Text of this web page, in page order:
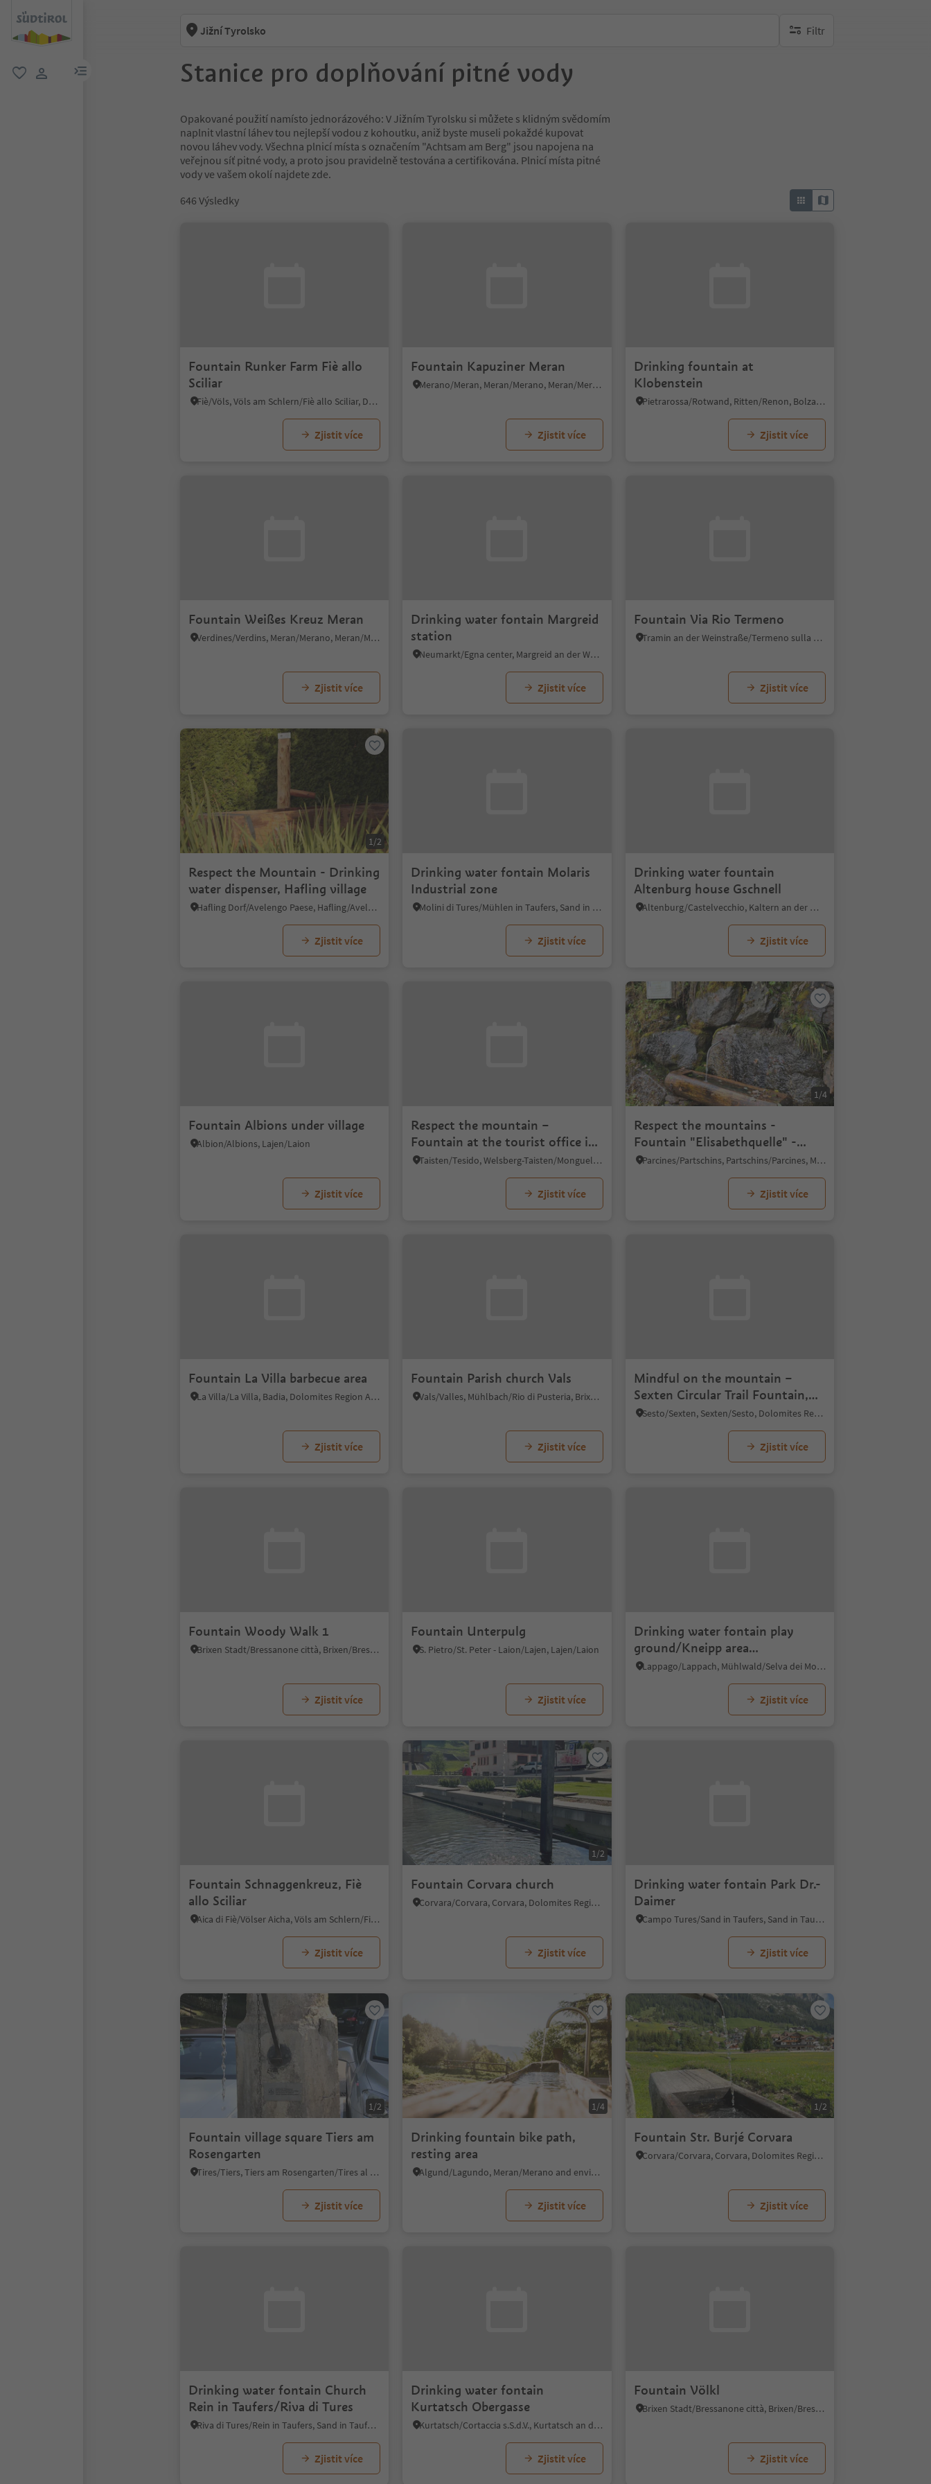
odkaz na menu
Jižní Tyrolsko Filtr
brak aktywnych filtrów
Stanice pro doplňování pitné vody
Opakované použití namísto jednorázového: V Jižním Tyrolsku si můžete s klidným svědomím
naplnit vlastní láhev tou nejlepší vodou z kohoutku, aniž byste museli pokaždé kupovat
novou láhev vody. Všechna plnicí místa s označením "Achtsam am Berg" jsou napojena na
veřejnou síť pitné vody, a proto jsou pravidelně testována a certifikována. Plnicí místa pitné
vody ve vašem okolí najdete zde.
646 Výsledky
Fountain Runker Farm Fiè allo
Sciliar
Fiè/Völs, Völs am Schlern/Fiè allo Sciliar, Dolomites Region Seiser Alm
Zjistit více
Fountain Kapuziner Meran
Merano/Meran, Meran/Merano, Meran/Merano and environs
Zjistit více
Drinking fountain at
Klobenstein
Pietrarossa/Rotwand, Ritten/Renon, Bolzano/Bozen and environs
Zjistit více
Fountain Weißes Kreuz Meran
Verdines/Verdins, Meran/Merano, Meran/Merano and environs
Zjistit více
Drinking water fontain Margreid
station
Neumarkt/Egna center, Margreid an der Weinstraße/Magrè sulla Strada del Vino, Alto Adige Wine Road
Zjistit více
Fountain Via Rio Termeno
Tramin an der Weinstraße/Termeno sulla Strada del Vino, Alto Adige Wine Road
Zjistit více
1/2
Respect the Mountain - Drinking
water dispenser, Hafling village
Hafling Dorf/Avelengo Paese, Hafling/Avelengo, Meran/Merano and environs
Zjistit více
Drinking water fontain Molaris
Industrial zone
Molini di Tures/Mühlen in Taufers, Sand in Taufers/Campo Tures, Ahrntal/Valle Aurina
Zjistit více
Drinking water fountain
Altenburg house Gschnell
Altenburg/Castelvecchio, Kaltern an der Weinstraße/Caldaro sulla Strada del Vino, Alto Adige Wine Road
Zjistit více
Fountain Albions under village
Albion/Albions, Lajen/Laion
Zjistit více
Respect the mountain –
Fountain at the tourist office in
Taisten
Taisten/Tesido, Welsberg-Taisten/Monguelfo-Tesido
Zjistit více
1/4
Respect the mountains -
Fountain "Elisabethquelle" -
drinking water refill point
Parcines/Partschins, Partschins/Parcines, Meran/Merano and environs
Zjistit více
Fountain La Villa barbecue area
La Villa/La Villa, Badia, Dolomites Region Alta Badia
Zjistit více
Fountain Parish church Vals
Vals/Valles, Mühlbach/Rio di Pusteria, Brixen/Bressanone and environs
Zjistit více
Mindful on the mountain –
Sexten Circular Trail Fountain,
Sexten
Sesto/Sexten, Sexten/Sesto, Dolomites Region 3 Zinnen
Zjistit více
Fountain Woody Walk 1
Brixen Stadt/Bressanone città, Brixen/Bressanone, Brixen/Bressanone and environs
Zjistit více
Fountain Unterpulg
S. Pietro/St. Peter - Laion/Lajen, Lajen/Laion
Zjistit více
Drinking water fontain play
ground/Kneipp area
Lappach/Lappago
Lappago/Lappach, Mühlwald/Selva dei Molini, Ahrntal/Valle Aurina
Zjistit více
Fountain Schnaggenkreuz, Fiè
allo Sciliar
Aica di Fiè/Völser Aicha, Völs am Schlern/Fiè allo Sciliar, Dolomites Region Seiser Alm
Zjistit více
1/2
Fountain Corvara church
Corvara/Corvara, Corvara, Dolomites Region Alta Badia
Zjistit více
Drinking water fontain Park Dr.-
Daimer
Campo Tures/Sand in Taufers, Sand in Taufers/Campo Tures, Ahrntal/Valle Aurina
Zjistit více
1/2
Fountain village square Tiers am
Rosengarten
Tires/Tiers, Tiers am Rosengarten/Tires al Catinaccio, Dolomites Region Seiser Alm
Zjistit více
1/4
Drinking fountain bike path,
resting area
Algund/Lagundo, Meran/Merano and environs
Zjistit více
1/2
Fountain Str. Burjé Corvara
Corvara/Corvara, Corvara, Dolomites Region Alta Badia
Zjistit více
Drinking water fontain Church
Rein in Taufers/Riva di Tures
Riva di Tures/Rein in Taufers, Sand in Taufers/Campo Tures, Ahrntal/Valle Aurina
Zjistit více
Drinking water fontain
Kurtatsch Obergasse
Kurtatsch/Cortaccia s.S.d.V., Kurtatsch an der Weinstraße/Cortaccia sulla Strada del Vino, Alto Adige Wine Road
Zjistit více
Fountain Völkl
Brixen Stadt/Bressanone città, Brixen/Bressanone, Brixen/Bressanone and environs
Zjistit více